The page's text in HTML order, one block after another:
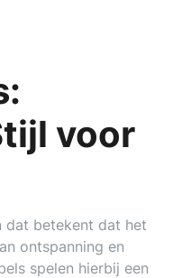
voor
dat betekent dat het
ontspanning en
spelen hierbij een